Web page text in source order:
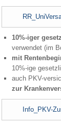
10%-iger
verwendet (im
mit
10%-ige
auch PKV-
zur
Info_PKV-